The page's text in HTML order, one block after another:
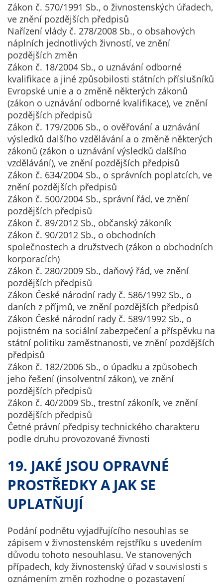
Zákon č. 570/1991 Sb., o živnostenských úřadech,
ve znění pozdějších předpisů
Nařízení vlády č. 278/2008 Sb., o obsahových
náplních jednotlivých živností, ve znění
pozdějších změn
Zákon č. 18/2004 Sb., o uznávání odborné
kvalifikace a jiné způsobilosti státních příslušníků
Evropské unie a o změně některých zákonů
(zákon o uznávání odborné kvalifikace), ve znění
pozdějších předpisů
Zákon č. 179/2006 Sb., o ověřování a uznávání
výsledků dalšího vzdělávání a o změně některých
zákonů (zákon o uznávání výsledků dalšího
vzdělávání), ve znění pozdějších předpisů
Zákon č. 634/2004 Sb., o správních poplatcích, ve
znění pozdějších předpisů
Zákon č. 500/2004 Sb., správní řád, ve znění
pozdějších předpisů
Zákon č. 89/2012 Sb., občanský zákoník
Zákon č. 90/2012 Sb., o obchodních
společnostech a družstvech (zákon o obchodních
korporacích)
Zákon č. 280/2009 Sb., daňový řád, ve znění
pozdějších předpisů
Zákon České národní rady č. 586/1992 Sb., o
daních z příjmů, ve znění pozdějších předpisů
Zákon České národní rady č. 589/1992 Sb., o
pojistném na sociální zabezpečení a příspěvku na
státní politiku zaměstnanosti, ve znění pozdějších
předpisů
Zákon č. 182/2006 Sb., o úpadku a způsobech
jeho řešení (insolventní zákon), ve znění
pozdějších předpisů
Zákon č. 40/2009 Sb., trestní zákoník, ve znění
pozdějších předpisů
Četné právní předpisy technického charakteru
podle druhu provozované živnosti
19. JAKÉ JSOU OPRAVNÉ
PROSTŘEDKY A JAK SE
UPLATŇUJÍ
Podání podnětu vyjadřujícího nesouhlas se
zápisem v živnostenském rejstříku s uvedením
důvodu tohoto nesouhlasu. Ve stanovených
případech, kdy živnostenský úřad v souvislosti s
oznámením změn rozhodne o pozastavení